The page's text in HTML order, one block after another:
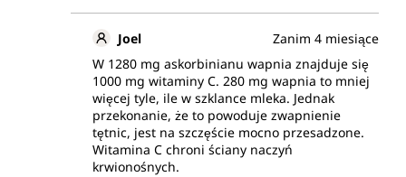
Joel
Zanim 4 miesiące
W 1280 mg askorbinianu wapnia znajduje się
1000 mg witaminy C. 280 mg wapnia to mniej
więcej tyle, ile w szklance mleka. Jednak
przekonanie, że to powoduje zwapnienie
tętnic, jest na szczęście mocno przesadzone.
Witamina C chroni ściany naczyń
krwionośnych.